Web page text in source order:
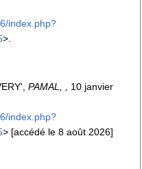
index.php?
>.
PAMAL, , 10 janvier
index.php?
> [accédé le 8 août 2026]